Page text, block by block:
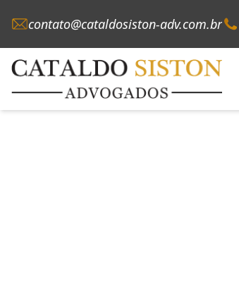
contato@cataldosiston-adv.com.br